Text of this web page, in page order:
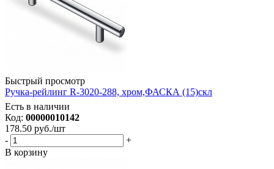
Быстрый просмотр
Ручка-рейлинг R-3020-288, хром,ФАСКА (15)скл
Есть в наличии
Код: 00000010142
178.50 руб./шт
-
+
В корзину